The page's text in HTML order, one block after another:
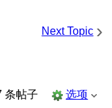
Next Topic ›
条帖子
选项